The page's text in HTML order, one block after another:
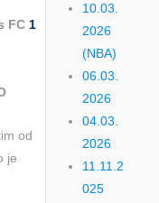
FC 1
od
je
10.03.
2026
(NBA)
06.03.
2026
04.03.
2026
11.11.2
025